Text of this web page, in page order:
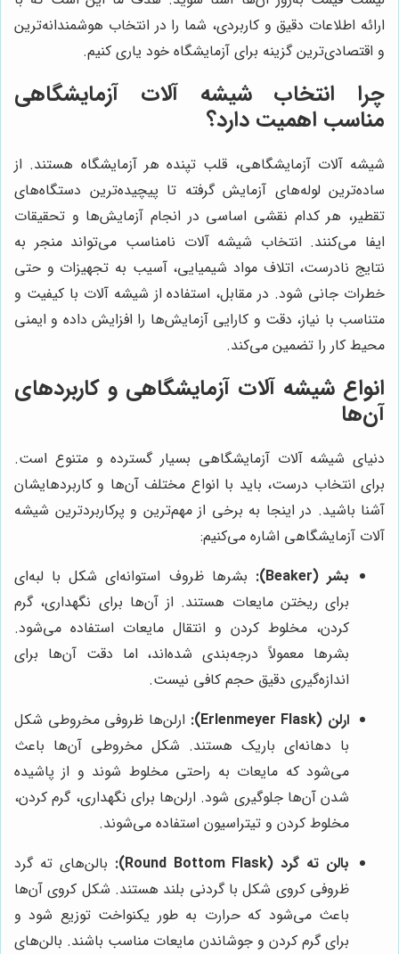
ارائه اطلاعات دقیق و کاربردی، شما را در انتخاب هوشمندانه‌ترین
و اقتصادی‌ترین گزینه برای آزمایشگاه خود یاری کنیم.
چرا انتخاب شیشه آلات آزمایشگاهی
مناسب اهمیت دارد؟
شیشه آلات آزمایشگاهی، قلب تپنده هر آزمایشگاه هستند. از
ساده‌ترین لوله‌های آزمایش گرفته تا پیچیده‌ترین دستگاه‌های
تقطیر، هر کدام نقشی اساسی در انجام آزمایش‌ها و تحقیقات
ایفا می‌کنند. انتخاب شیشه آلات نامناسب می‌تواند منجر به
نتایج نادرست، اتلاف مواد شیمیایی، آسیب به تجهیزات و حتی
خطرات جانی شود. در مقابل، استفاده از شیشه آلات با کیفیت و
متناسب با نیاز، دقت و کارایی آزمایش‌ها را افزایش داده و ایمنی
محیط کار را تضمین می‌کند.
انواع شیشه آلات آزمایشگاهی و کاربردهای
آن‌ها
دنیای شیشه آلات آزمایشگاهی بسیار گسترده و متنوع است.
برای انتخاب درست، باید با انواع مختلف آن‌ها و کاربردهایشان
آشنا باشید. در اینجا به برخی از مهم‌ترین و پرکاربردترین شیشه
آلات آزمایشگاهی اشاره می‌کنیم:
بشر (Beaker):
بشرها ظروف استوانه‌ای شکل با لبه‌ای
برای ریختن مایعات هستند. از آن‌ها برای نگهداری، گرم
کردن، مخلوط کردن و انتقال مایعات استفاده می‌شود.
بشرها معمولاً درجه‌بندی شده‌اند، اما دقت آن‌ها برای
اندازه‌گیری دقیق حجم کافی نیست.
ارلن (Erlenmeyer Flask):
ارلن‌ها ظروفی مخروطی شکل
با دهانه‌ای باریک هستند. شکل مخروطی آن‌ها باعث
می‌شود که مایعات به راحتی مخلوط شوند و از پاشیده
شدن آن‌ها جلوگیری شود. ارلن‌ها برای نگهداری، گرم کردن،
مخلوط کردن و تیتراسیون استفاده می‌شوند.
بالن ته گرد (Round Bottom Flask):
بالن‌های ته گرد
ظروفی کروی شکل با گردنی بلند هستند. شکل کروی آن‌ها
باعث می‌شود که حرارت به طور یکنواخت توزیع شود و
برای گرم کردن و جوشاندن مایعات مناسب باشند. بالن‌های